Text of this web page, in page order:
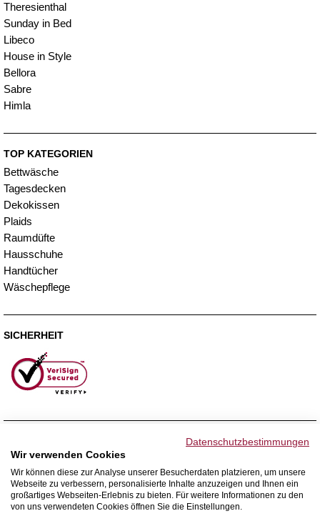
Theresienthal
Sunday in Bed
Libeco
House in Style
Bellora
Sabre
Himla
TOP KATEGORIEN
Bettwäsche
Tagesdecken
Dekokissen
Plaids
Raumdüfte
Hausschuhe
Handtücher
Wäschepflege
SICHERHEIT
WIR VERSENDEN MIT
Datenschutzbestimmungen
Wir verwenden Cookies
Wir können diese zur Analyse unserer Besucherdaten platzieren, um unsere
Webseite zu verbessern, personalisierte Inhalte anzuzeigen und Ihnen ein
großartiges Webseiten-Erlebnis zu bieten. Für weitere Informationen zu den
von uns verwendeten Cookies öffnen Sie die Einstellungen.